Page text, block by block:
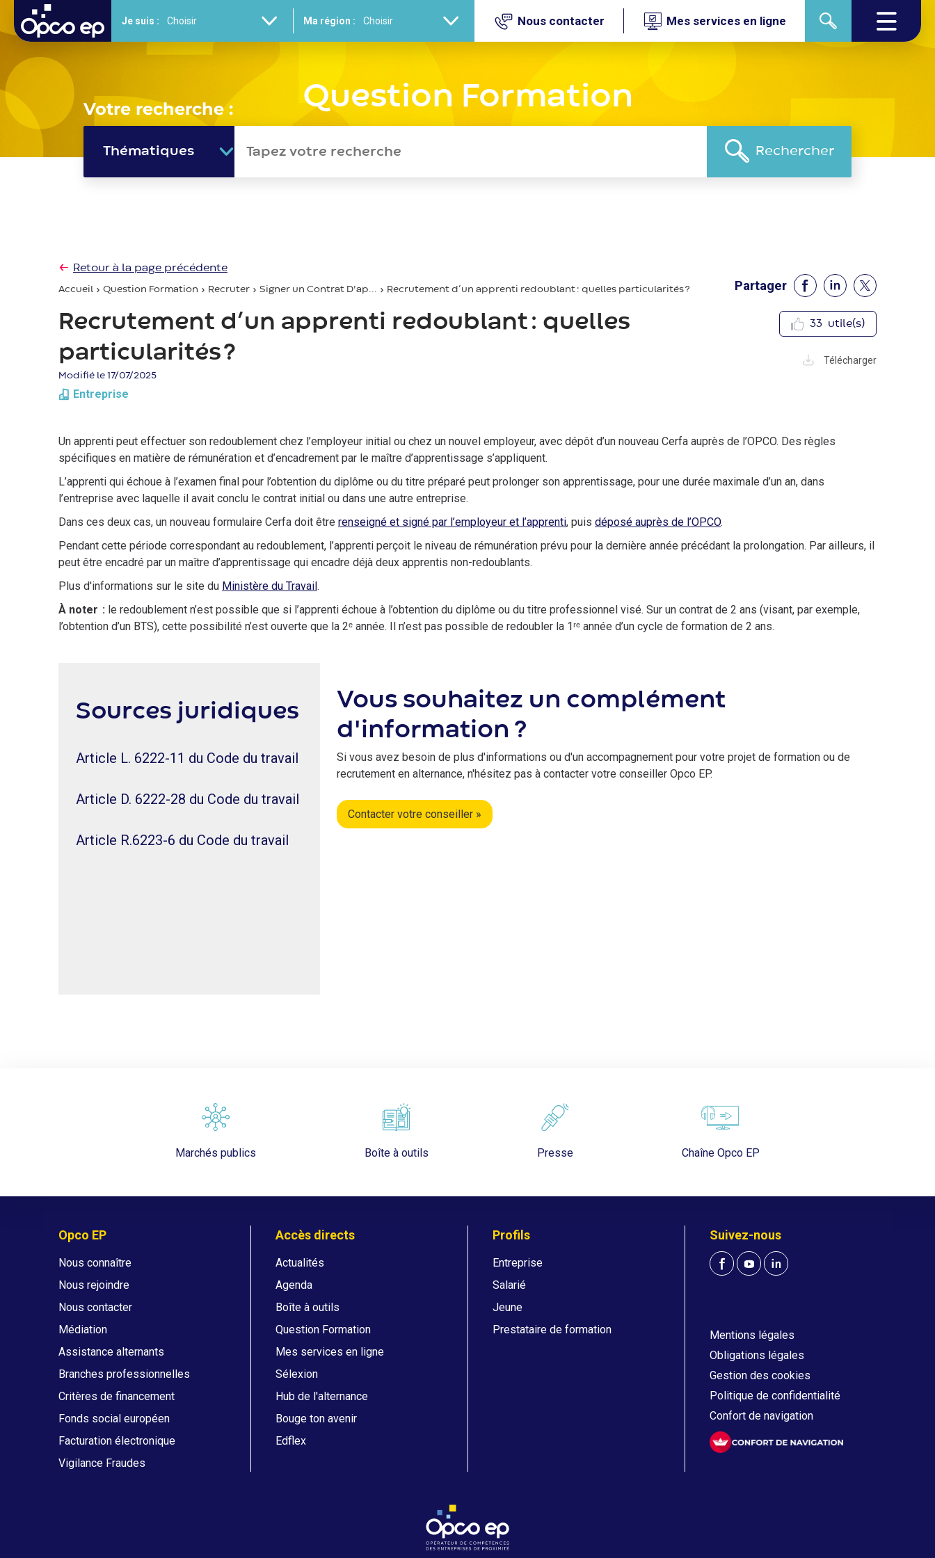
Gestion des cookies
contenu
principal
Je suis : Ma région : Nous contacter Mes services en ligne
Question Formation
Votre recherche :
Thématiques
Retour à la page précédente
d'Ariane
Accueil Question Formation Recruter Signer un Contrat D'ap... Recrutement d’un apprenti redoublant : quelles particularités ? Partager
33 utile(s)
Recrutement d’un apprenti redoublant : quelles
particularités ?
Modifié le 17/07/2025
Entreprise
Télécharger
Un apprenti peut effectuer son redoublement chez l’employeur initial ou chez un nouvel employeur, avec dépôt d’un nouveau Cerfa auprès de l’OPCO. Des règles
spécifiques en matière de rémunération et d’encadrement par le maître d’apprentissage s’appliquent.
L’apprenti qui échoue à l’examen final pour l’obtention du diplôme ou du titre préparé peut prolonger son apprentissage, pour une durée maximale d’un an, dans
l’entreprise avec laquelle il avait conclu le contrat initial ou dans une autre entreprise.
Dans ces deux cas, un nouveau formulaire Cerfa doit être renseigné et signé par l’employeur et l’apprenti, puis déposé auprès de l’OPCO.
Pendant cette période correspondant au redoublement, l’apprenti perçoit le niveau de rémunération prévu pour la dernière année précédant la prolongation. Par ailleurs, il
peut être encadré par un maître d’apprentissage qui encadre déjà deux apprentis non-redoublants.
Plus d'informations sur le site du Ministère du Travail.
À noter : le redoublement n’est possible que si l’apprenti échoue à l’obtention du diplôme ou du titre professionnel visé. Sur un contrat de 2 ans (visant, par exemple,
l’obtention d’un BTS), cette possibilité n’est ouverte que la 2ᵉ année. Il n’est pas possible de redoubler la 1ʳᵉ année d’un cycle de formation de 2 ans.
Sources juridiques
Article L. 6222-11 du Code du travail
Article D. 6222-28 du Code du travail
Article R.6223-6 du Code du travail
Vous souhaitez un complément
d'information ?
Si vous avez besoin de plus d'informations ou d'un accompagnement pour votre projet de formation ou de
recrutement en alternance, n'hésitez pas à contacter votre conseiller Opco EP.
Contacter votre conseiller »
Marchés publics Boîte à outils Presse Chaîne Opco EP
Opco EP
Nous connaître
Nous rejoindre
Nous contacter
Médiation
Assistance alternants
Branches professionnelles
Critères de financement
Fonds social européen
Facturation électronique
Vigilance Fraudes
Accès directs
Actualités
Agenda
Boîte à outils
Question Formation
Mes services en ligne
Sélexion
Hub de l'alternance
Bouge ton avenir
Edflex
Profils
Entreprise
Salarié
Jeune
Prestataire de formation
Suivez-nous
Mentions légales
Obligations légales
Gestion des cookies
Politique de confidentialité
Confort de navigation